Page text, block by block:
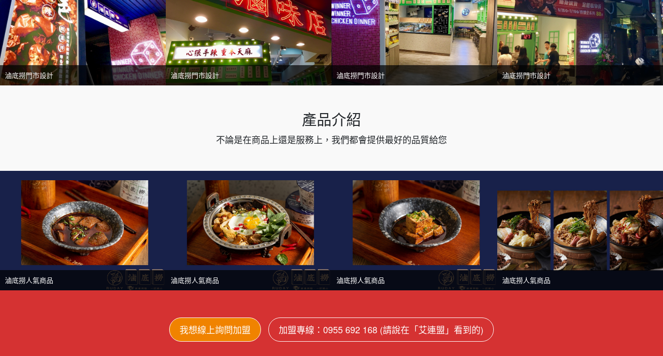
滷底撈門市設計 滷底撈門市設計 滷底撈門市設計 滷底撈門市設計
產品介紹
不論是在商品上還是服務上，我們都會提供最好的品質給您
滷底撈人氣商品 滷底撈人氣商品 滷底撈人氣商品 滷底撈人氣商品
我想線上詢問加盟 加盟專線：0955 692 168 (請說在「艾連盟」看到的)